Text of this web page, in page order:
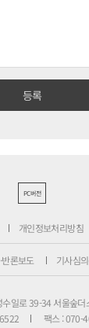
PC버전
개인정보처리방침
반론보도 기사심
수일로 39-34 서울숲
팩스 : 070-